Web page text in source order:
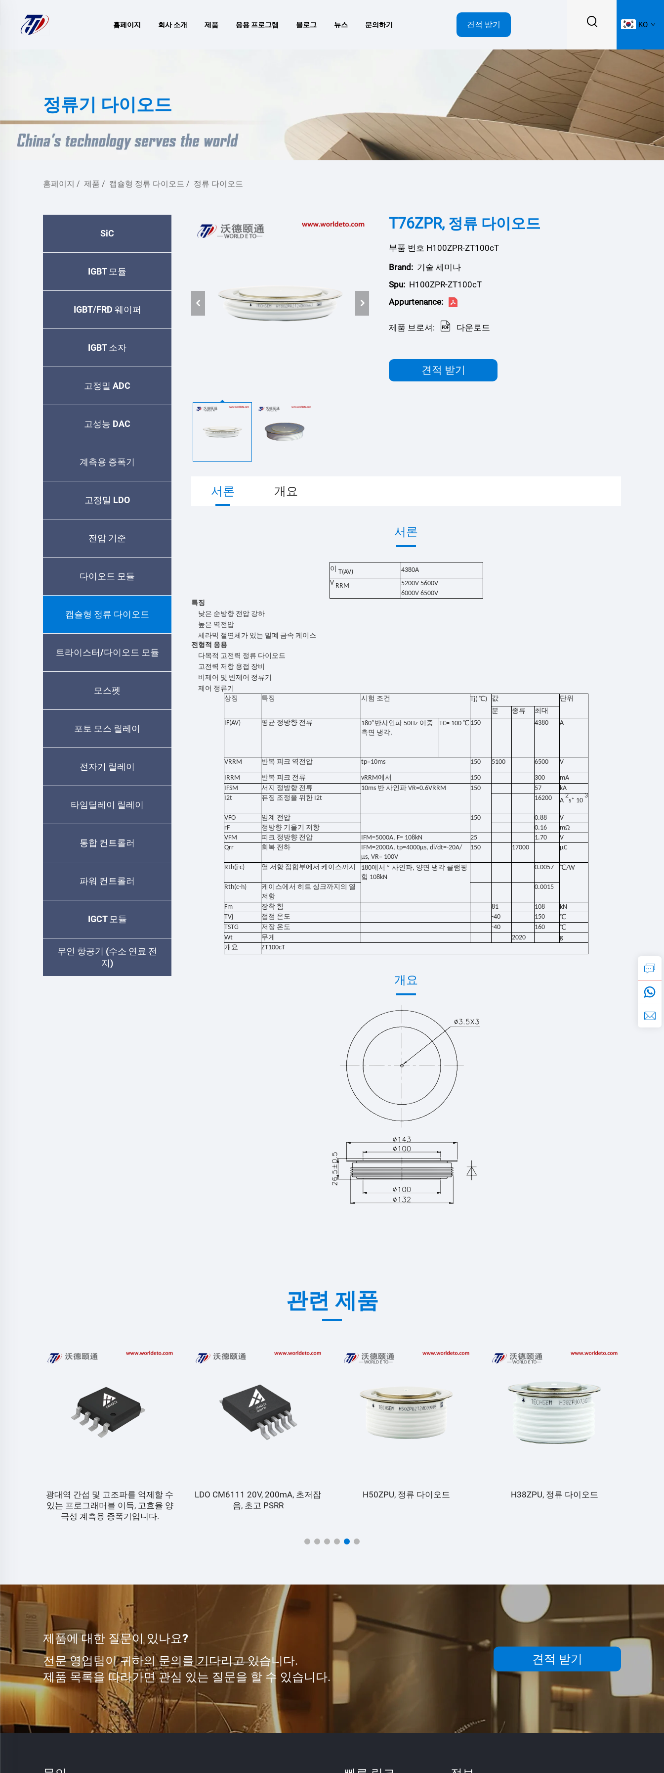
홈페이지 회사 소개 제품 응용 프로그램 블로그 뉴스 문의하기 견적 받기 KO
정류기 다이오드
홈페이지 / 제품 / 캡슐형 정류 다이오드 / 정류 다이오드
SiC
IGBT 모듈
IGBT/FRD 웨이퍼
IGBT 소자
고정밀 ADC
고성능 DAC
계측용 증폭기
고정밀 LDO
전압 기준
다이오드 모듈
캡슐형 정류 다이오드
트라이스터/다이오드 모듈
모스펫
포토 모스 릴레이
전자기 릴레이
타임딜레이 릴레이
통합 컨트롤러
파워 컨트롤러
IGCT 모듈
무인 항공기 (수소 연료 전
지)
T76ZPR, 정류 다이오드
부품 번호 H100ZPR-ZT100cT
Brand: 기술 세미나
Spu: H100ZPR-ZT100cT
Appurtenance:
제품 브로셔: 다운로드
견적 받기
서론 개요
서론
이 T(AV) 4380A
V RRM 5200V 5600V
6000V 6500V
특징
낮은 순방향 전압 강하
높은 역전압
세라믹 절연체가 있는 밀폐 금속 케이스
전형적 응용
다목적 고전력 정류 다이오드
고전력 저항 용접 장비
비제어 및 반제어 정류기
제어 정류기
상징
특징 시험 조건 Tj( ℃) 값
단위
분
종류
최대
IF(AV)
평균 정방향 전류 180°반사인파 50Hz 이중
측면 냉각,
TC= 100 ℃ 150 4380 A
VRRM 반복 피크 역전압 tp=10ms 150 5100 6500 V
IRRM 반복 피크 전류 vRRM에서 150 300
mA
IFSM
서지 정방향 전류 10ms 반 사인파 VR=0.6VRRM 150 57
kA
I2t
퓨징 조정을 위한 I2t 16200 A
2
s* 10
3
VFO 임계 전압 150 0.88
V
rF
정방향 기울기 저항 0.16
mΩ
VFM
피크 정방향 전압 IFM=5000A, F= 108kN 25 1.70
V
Qrr
회복 전하
IFM=2000A, tp=4000μs, di/dt=-20A/
μs, VR= 100V
150 17000 μC
Rth(j-c) 열 저항 접합부에서 케이스까지 180에서 ° 사인파, 양면 냉각 클램핑
힘 108kN
0.0057 ℃/W
Rth(c-h)
케이스에서 히트 싱크까지의 열
저항
0.0015
Fm 장착 힘 81 108
kN
TVj
접점 온도 -40 150
℃
TSTG
저장 온도 -40 160
℃
Wt
무게 2020
g
개요
ZT100cT
개요
관련 제품
광대역 간섭 및 고조파를 억제할 수
있는 프로그래머블 이득, 고효율 양
극성 계측용 증폭기입니다.
LDO CM6111 20V, 200mA, 초저잡
음, 초고 PSRR
H50ZPU, 정류 다이오드 H38ZPU, 정류 다이오드
제품에 대한 질문이 있나요?
전문 영업팀이 귀하의 문의를 기다리고 있습니다.
제품 목록을 따라가면 관심 있는 질문을 할 수 있습니다.
견적 받기